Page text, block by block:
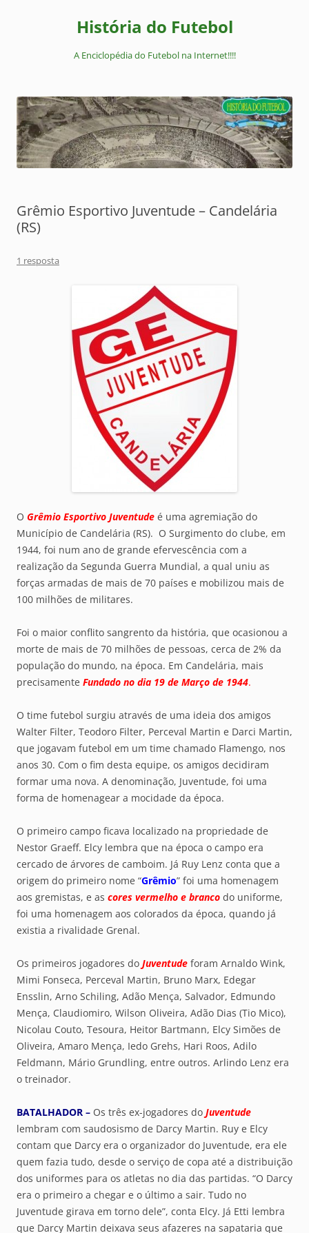
História do Futebol
A Enciclopédia do Futebol na Internet!!!!
Grêmio Esportivo Juventude – Candelária
(RS)
1 resposta
O Grêmio Esportivo Juventude é uma agremiação do
Município de Candelária (RS). O Surgimento do clube, em
1944, foi num ano de grande efervescência com a
realização da Segunda Guerra Mundial, a qual uniu as
forças armadas de mais de 70 países e mobilizou mais de
100 milhões de militares.
Foi o maior conflito sangrento da história, que ocasionou a
morte de mais de 70 milhões de pessoas, cerca de 2% da
população do mundo, na época. Em Candelária, mais
precisamente Fundado no dia 19 de Março de 1944.
O time futebol surgiu através de uma ideia dos amigos
Walter Filter, Teodoro Filter, Perceval Martin e Darci Martin,
que jogavam futebol em um time chamado Flamengo, nos
anos 30. Com o fim desta equipe, os amigos decidiram
formar uma nova. A denominação, Juventude, foi uma
forma de homenagear a mocidade da época.
O primeiro campo ficava localizado na propriedade de
Nestor Graeff. Elcy lembra que na época o campo era
cercado de árvores de camboim. Já Ruy Lenz conta que a
origem do primeiro nome “Grêmio” foi uma homenagem
aos gremistas, e as cores vermelho e branco do uniforme,
foi uma homenagem aos colorados da época, quando já
existia a rivalidade Grenal.
Os primeiros jogadores do Juventude foram Arnaldo Wink,
Mimi Fonseca, Perceval Martin, Bruno Marx, Edegar
Ensslin, Arno Schiling, Adão Mença, Salvador, Edmundo
Mença, Claudiomiro, Wilson Oliveira, Adão Dias (Tio Mico),
Nicolau Couto, Tesoura, Heitor Bartmann, Elcy Simões de
Oliveira, Amaro Mença, Iedo Grehs, Hari Roos, Adilo
Feldmann, Mário Grundling, entre outros. Arlindo Lenz era
o treinador.
BATALHADOR – Os três ex-jogadores do Juventude
lembram com saudosismo de Darcy Martin. Ruy e Elcy
contam que Darcy era o organizador do Juventude, era ele
quem fazia tudo, desde o serviço de copa até a distribuição
dos uniformes para os atletas no dia das partidas. “O Darcy
era o primeiro a chegar e o último a sair. Tudo no
Juventude girava em torno dele”, conta Elcy. Já Etti lembra
que Darcy Martin deixava seus afazeres na sapataria que